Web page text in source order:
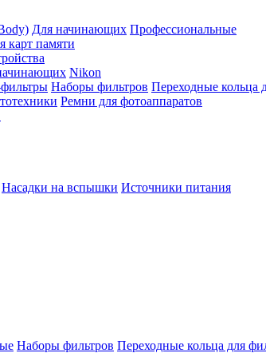
Для начинающих Профессиональные
карт памяти
Nikon
Наборы фильтров Переходные кольца
Ремни для фотоаппаратов
Насадки на вспышки Источники питания
Наборы фильтров Переходные кольца для